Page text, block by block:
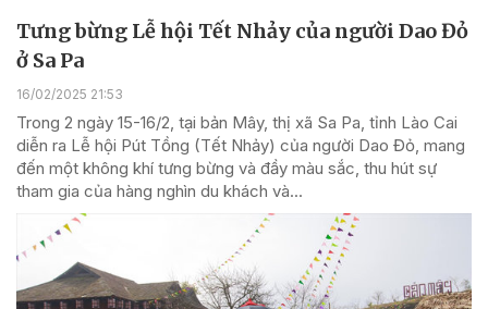
Tưng bừng Lễ hội Tết Nhảy của người Dao Đỏ
ở Sa Pa
16/02/2025 21:53
Trong 2 ngày 15-16/2, tại bản Mây, thị xã Sa Pa, tỉnh Lào Cai
diễn ra Lễ hội Pút Tồng (Tết Nhảy) của người Dao Đỏ, mang
đến một không khí tưng bừng và đầy màu sắc, thu hút sự
tham gia của hàng nghìn du khách và...